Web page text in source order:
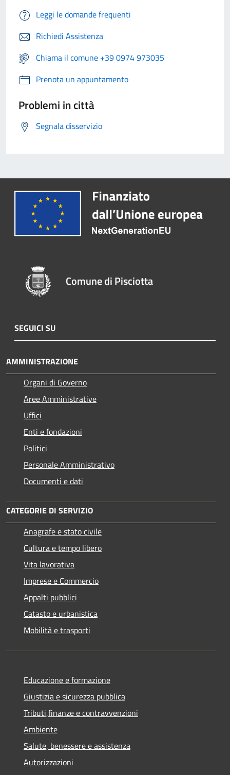
Leggi le domande frequenti
Richiedi Assistenza
Chiama il comune +39 0974 973035
Prenota un appuntamento
Problemi in città
Segnala disservizio
Comune di Pisciotta
SEGUICI SU
AMMINISTRAZIONE
Organi di Governo
Aree Amministrative
Uffici
Enti e fondazioni
Politici
Personale Amministrativo
Documenti e dati
CATEGORIE DI SERVIZIO
Anagrafe e stato civile
Cultura e tempo libero
Vita lavorativa
Imprese e Commercio
Appalti pubblici
Catasto e urbanistica
Mobilità e trasporti
Educazione e formazione
Giustizia e sicurezza pubblica
Tributi,finanze e contravvenzioni
Ambiente
Salute, benessere e assistenza
Autorizzazioni